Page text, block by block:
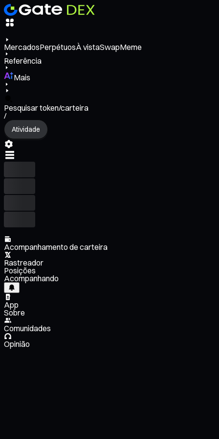
MercadosPerpétuosÀ vistaSwapMeme
Referência
Mais
Pesquisar token/carteira
/
Atividade
Acompanhamento de carteira
Rastreador
Posições
Acompanhando
App
Sobre
Comunidades
Opinião